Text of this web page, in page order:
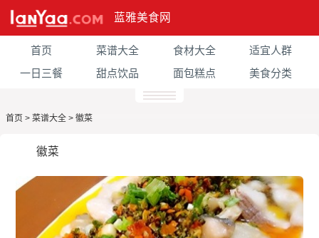
蓝雅美食网
首页 菜谱大全 食材大全
适宜人群
一日三餐
甜点饮品 面包糕点 美食分类
首页 > 菜谱大全 > 徽菜
徽菜